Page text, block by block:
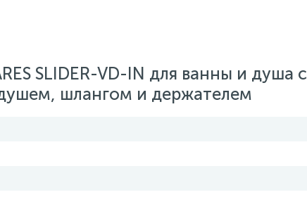
SLIDER-VD-IN для ванны и душа с
шлангом и держателем